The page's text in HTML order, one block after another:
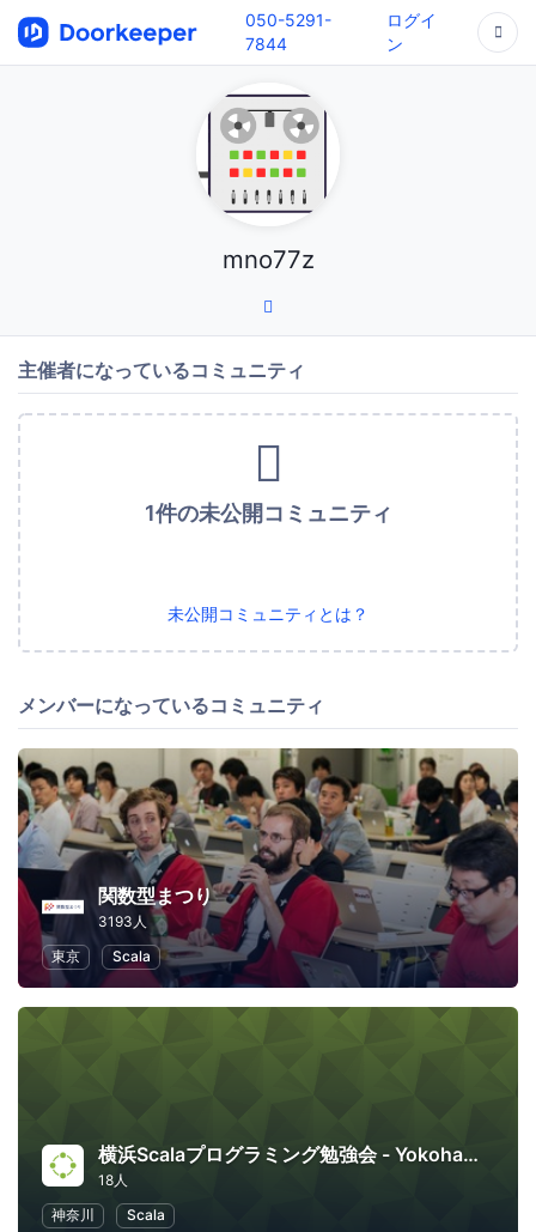
050-5291-
7844
ログイ
ン
mno77z
主催者になっているコミュニティ
1件の未公開コミュニティ
未公開コミュニティとは？
メンバーになっているコミュニティ
関数型まつり
3193人
東京
Scala
横浜Scalaプログラミング勉強会 - Yokohama Scala Programming Meetup
18人
神奈川
Scala